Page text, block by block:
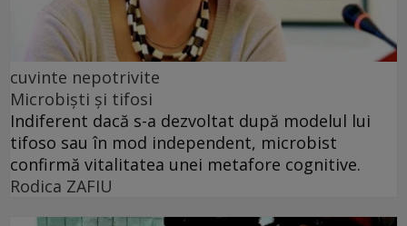
cuvinte nepotrivite
Microbiști și tifosi
Indiferent dacă s-a dezvoltat după modelul lui
tifoso sau în mod independent, microbist
confirmă vitalitatea unei metafore cognitive.
Rodica ZAFIU